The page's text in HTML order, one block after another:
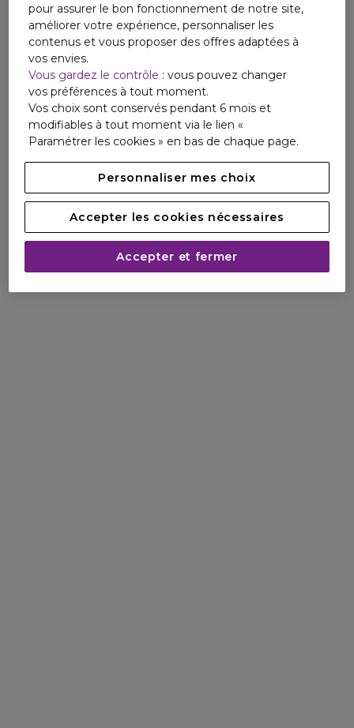
pour assurer le bon fonctionnement de notre site,
améliorer votre expérience, personnaliser les
contenus et vous proposer des offres adaptées à
vos envies.
Vous gardez le contrôle : vous pouvez changer
vos préférences à tout moment.
Vos choix sont conservés pendant 6 mois et
modifiables à tout moment via le lien «
Paramétrer les cookies » en bas de chaque page.
Personnaliser mes choix
Accepter les cookies nécessaires
Accepter et fermer